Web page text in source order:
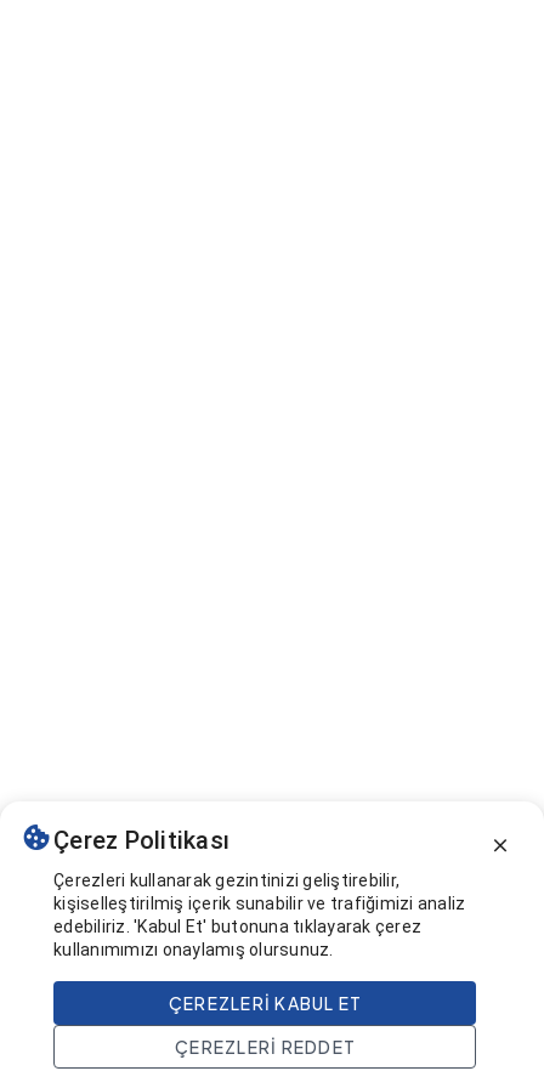
Çerez Politikası
Çerezleri kullanarak gezintinizi geliştirebilir,
kişiselleştirilmiş içerik sunabilir ve trafiğimizi analiz
edebiliriz. 'Kabul Et' butonuna tıklayarak çerez
kullanımımızı onaylamış olursunuz.
ÇEREZLERI KABUL ET
ÇEREZLERI REDDET